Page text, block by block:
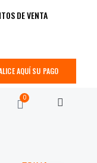
DE VENTA
AQUÍ SU PAGO
0